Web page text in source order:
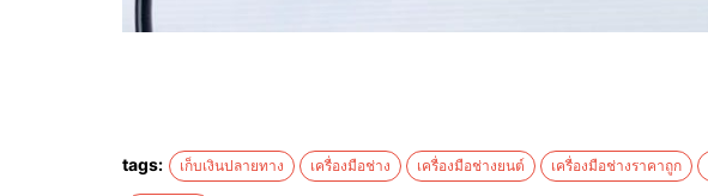
tags: เก็บเงินปลายทาง เครื่องมือช่าง เครื่องมือช่างยนต์ เครื่องมือช่างราคาถูก